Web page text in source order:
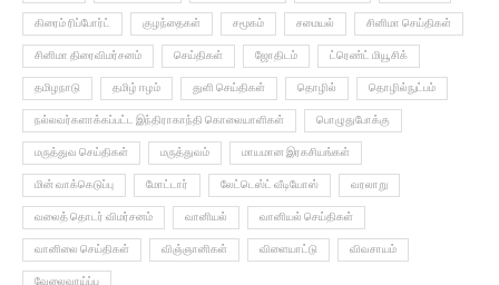
கிரைம் ரிப்போர்ட் குழந்தைகள் சமூகம் சமையல் சினிமா செய்திகள்
சினிமா திரைவிமர்சனம் செய்திகள் ஜோதிடம் ட்ரெண்ட் மியூசிக்
தமிழநாடு தமிழ் ஈழம் துளி செய்திகள் தொழில் தொழில்நுட்பம்
நல்லவர்களாக்கப்பட்ட இந்திராகாந்தி கொலையாளிகள் பொழுதுபோக்கு
மருத்துவ செய்திகள் மருத்துவம் மாயமான இரகசியங்கள்
மின் வாக்கெடுப்பு மோட்டார் லேட்டெஸ்ட் வீடியோஸ் வரலாறு
வலைத் தொடர் விமர்சனம் வானியல் வானியல் செய்திகள்
வானிலை செய்திகள் விஞ்ஞானிகள் விளையாட்டு விவசாயம்
வேலைவாய்ப்பு